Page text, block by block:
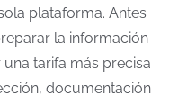
plataforma. Antes
la información
tarifa más precisa
documentación